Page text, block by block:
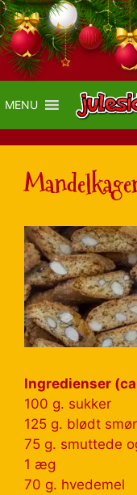
MENU
Ingredienser
100 g. sukker
125 g. blødt smør
75 g. smuttede
1 æg
70 g. hvedemel